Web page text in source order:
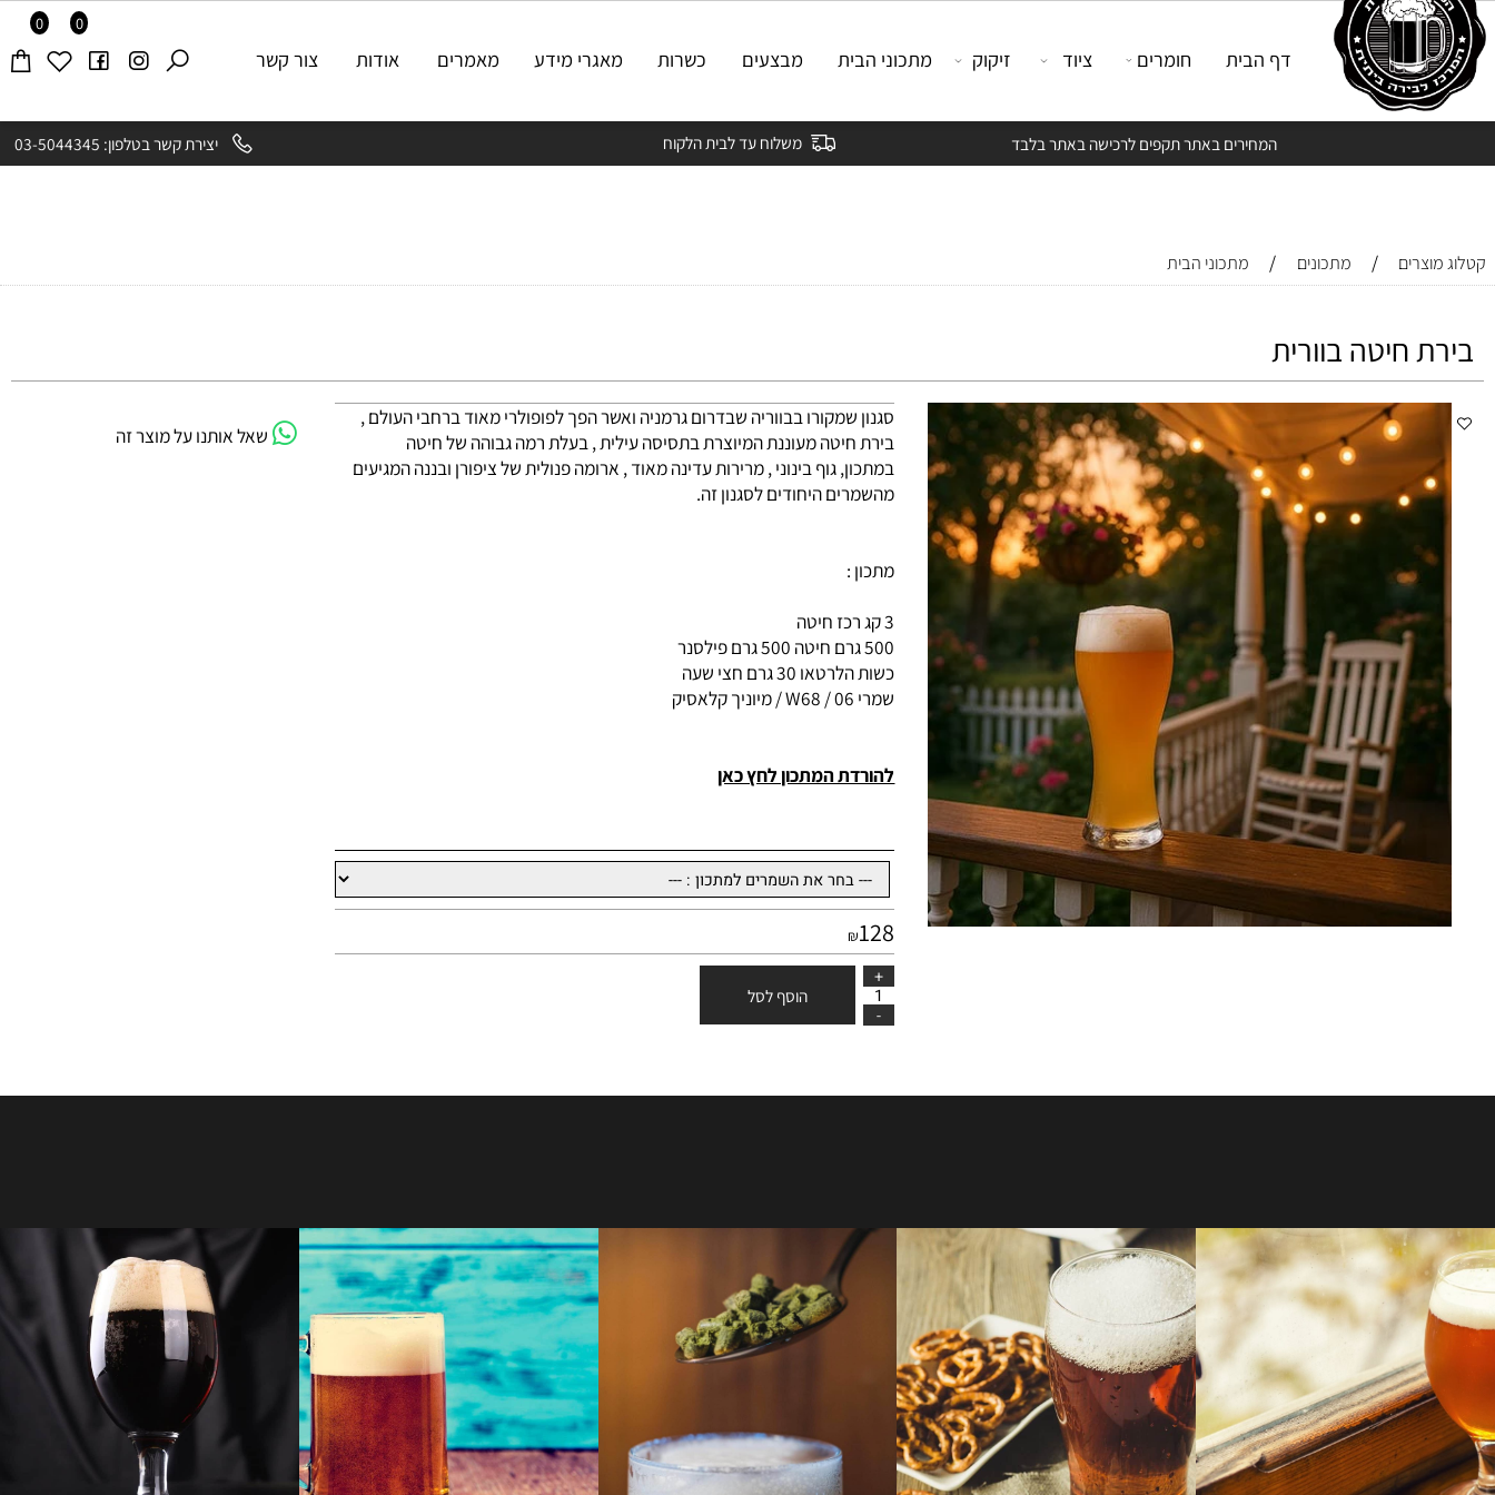
המחירים באתר תקפים לרכישה באתר בלבד משלוח עד לבית הלקוח יצירת קשר בטלפון: 03-5044345
0 0
דף הבית חומרים ציוד זיקוק מתכוני הבית מבצעים כשרות מאגרי מידע מאמרים אודות צור קשר
/ מתכונים / מתכוני הבית
חיטה בוורית
סגנון שמקורו בבווריה שבדרום גרמניה ואשר הפך לפופולרי מאוד ברחבי העולם ,
בירת חיטה מעוננת המיוצרת בתסיסה עילית , בעלת רמה גבוהה של חיטה
במתכון, גוף בינוני , מרירות עדינה מאוד , ארומה פנולית של ציפורן ובננה המגיעים
מהשמרים היחודים לסגנון זה
3 קג רכז חיטה
500 גרם חיטה 500 גרם פילסנר
כשות הלרטאו 30 גרם חצי שעה
שמרי 06 / W68 / מיוניך קלאסיק
להורדת המתכון לחץ כאן
שאל אותנו על מוצר זה